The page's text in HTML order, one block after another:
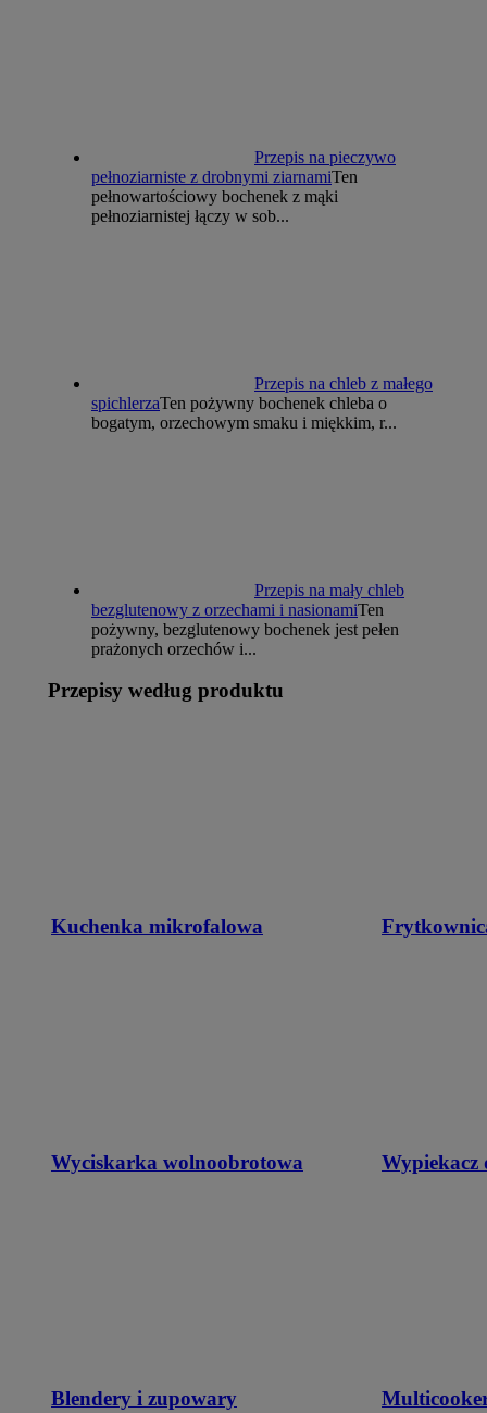
Przepis na pieczywo
pełnoziarniste z drobnymi ziarnamiTen
pełnowartościowy bochenek z mąki
pełnoziarnistej łączy w sob...
Przepis na chleb z małego
spichlerzaTen pożywny bochenek chleba o
bogatym, orzechowym smaku i miękkim, r...
Przepis na mały chleb
bezglutenowy z orzechami i nasionamiTen
pożywny, bezglutenowy bochenek jest pełen
prażonych orzechów i...
Przepisy według produktu
Kuchenka mikrofalowa
Wyciskarka wolnoobrotowa Wypiekacz
Blendery i zupowary